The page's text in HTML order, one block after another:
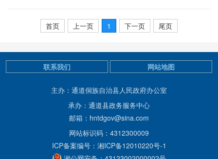
首页 上一页 1 下一页 尾页
主办：通道侗族自治县人民政府办公室
承办：通道县政务服务中心
邮箱：hntdgov@sina.com
网站标识码：4312300009
ICP备案编号：湘ICP备12010220号-1
联系我们 网站地图